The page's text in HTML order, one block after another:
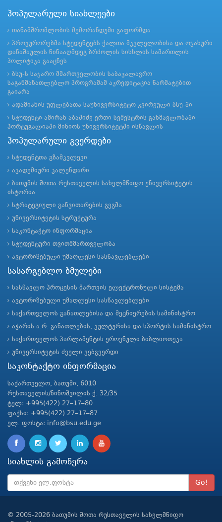
პოპულარული სიახლეები
თანამშრომლობის მემორანდუმი გაფორმდა
პროკურორებმა სტუდენტებს ქალთა მკვლელობისა და ოჯახური
დანაშაულის წინააღმდეგ ბრძოლის სისხლის სამართლის
პოლიტიკა გააცნეს
ბსუ-ს საჯარო მმართველობის საბაკალავრო
საგანმანათლებლო პროგრამამ აკრედიტაცია წარმატებით
გაიარა
ადამიანის უფლებათა საუნივერსიტეტო კვირეული ბსუ-ში
სტუდენტი ამირან აბაშიძე ერთი სემესტრის განმავლობაში
პორტუგალიაში მინიოს უნივერსიტეტში ისწავლის
პოპულარული გვერდები
სტუდენტთა გზამკვლევი
აკადემიური კალენდარი
ბათუმის შოთა რუსთაველის სახელმწიფო უნივერსიტეტის
ისტორია
სტრატეგიული განვითარების გეგმა
უნივერსიტეტის სტრუქტურა
საკონტაქტო ინფორმაცია
სტუდენტური თვითმმართველობა
ავტორიზებული უმაღლესი სასწავლებლები
სასარგებლო ბმულები
სასწავლო პროცესის მართვის ელექტრონული სისტემა
ავტორიზებული უმაღლესი სასწავლებლები
საქართველოს განათლებისა და მეცნიერების სამინისტრო
აჭარის ა.რ. განათლების, კულტურისა და სპორტის სამინისტრო
საქართველოს პარლამენტის ეროვნული ბიბლიოთეკა
უნივერსიტეტის ძველი ვებგვერდი
საკონტაქტო ინფორმაცია
საქართველო, ბათუმი, 6010
რუსთაველის/ნინოშვილის ქ. 32/35
ტელ: +995(422) 27–17–80
ფაქსი: +995(422) 27–17–87
ელ. ფოსტა: info@bsu.edu.ge
სიახლის გამოწერა
Go!
© 2005-2026 ბათუმის შოთა რუსთაველის სახელმწიფო